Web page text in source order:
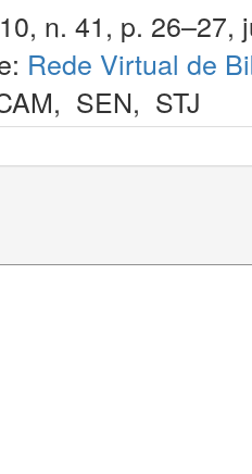
n. 41, p. 26–27,
Rede Virtual de
, SEN, STJ